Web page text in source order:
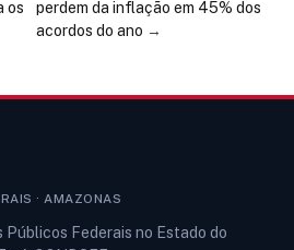
os
perdem da inflação em 45% dos
acordos do ano →
· AMAZONAS
Públicos Federais no Estado do